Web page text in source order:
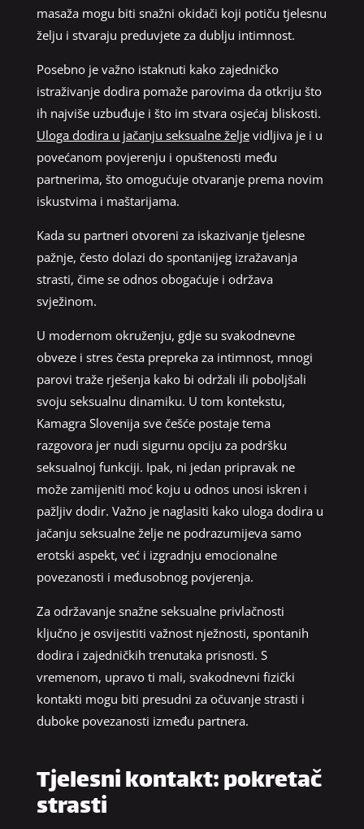
masaža mogu biti snažni okidači koji potiču tjelesnu
želju i stvaraju preduvjete za dublju intimnost.
Posebno je važno istaknuti kako zajedničko
istraživanje dodira pomaže parovima da otkriju što
ih najviše uzbuđuje i što im stvara osjećaj bliskosti.
Uloga dodira u jačanju seksualne željevidljiva je i u
povećanom povjerenju i opuštenosti među
partnerima, što omogućuje otvaranje prema novim
iskustvima i maštarijama.
Kada su partneri otvoreni za iskazivanje tjelesne
pažnje, često dolazi do spontanijeg izražavanja
strasti, čime se odnos obogaćuje i održava
svježinom.
U modernom okruženju, gdje su svakodnevne
obveze i stres česta prepreka za intimnost, mnogi
parovi traže rješenja kako bi održali ili poboljšali
svoju seksualnu dinamiku. U tom kontekstu,
Kamagra Slovenija sve češće postaje tema
razgovora jer nudi sigurnu opciju za podršku
seksualnoj funkciji. Ipak, ni jedan pripravak ne
može zamijeniti moć koju u odnos unosi iskren i
pažljiv dodir. Važno je naglasiti kako uloga dodira u
jačanju seksualne želje ne podrazumijeva samo
erotski aspekt, već i izgradnju emocionalne
povezanosti i međusobnog povjerenja.
Za održavanje snažne seksualne privlačnosti
ključno je osvijestiti važnost nježnosti, spontanih
dodira i zajedničkih trenutaka prisnosti. S
vremenom, upravo ti mali, svakodnevni fizički
kontakti mogu biti presudni za očuvanje strasti i
duboke povezanosti između partnera.
Tjelesni kontakt: pokretač
strasti